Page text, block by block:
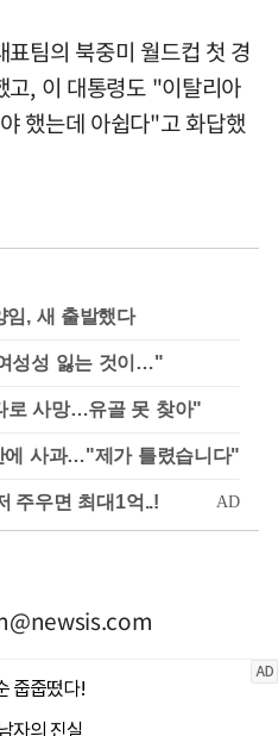
팀의 북중미 월드컵 첫 경
, 이 대통령도 "이탈리아
했는데 아쉽다"고 화답했
임, 새 출발했다
성성 잃는 것이…"
로 사망…유골 못 찾아"
에 사과…"제가 틀렸습니다"